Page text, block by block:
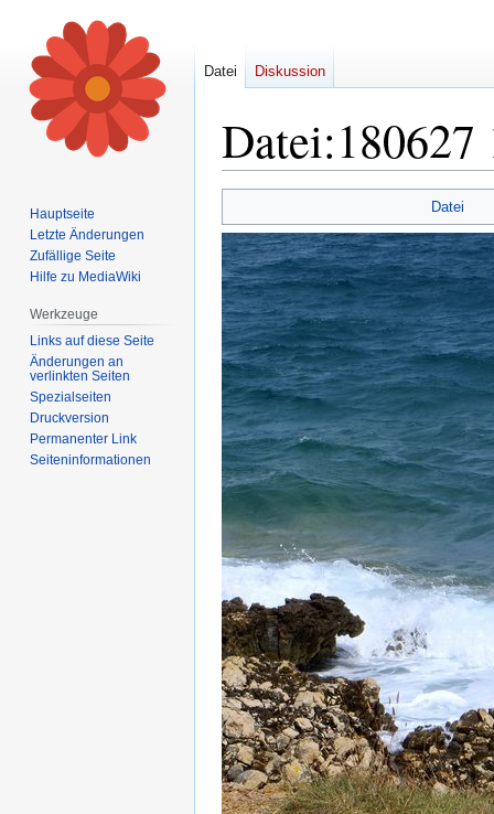
Datei:
Navigation
springen
Suche
springen
Datei
Datei Diskussion
Hauptseite
Letzte Änderungen
Zufällige Seite
Hilfe zu MediaWiki
Werkzeuge
Links auf diese Seite
Änderungen an
verlinkten Seiten
Spezialseiten
Druckversion
Permanenter Link
Seiten­informationen